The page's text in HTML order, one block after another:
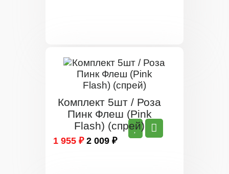
Комплект 5шт / Роза
Пинк Флеш (Pink
Flash) (спрей)
1 955 ₽ 2 009 ₽